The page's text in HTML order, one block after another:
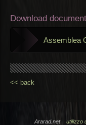
Download
Assemblea
<< back
Ararad.net utilizzo